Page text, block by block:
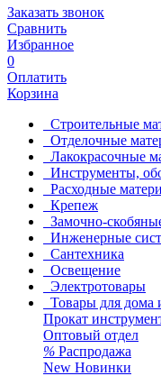
Заказать звонок
Сравнить
Избранное
0
Оплатить
Корзина
Строительные
Отделочные
Лакокрасочные
Инструменты,
Расходные
Крепеж
Замочно-
Инженерные
Сантехника
Освещение
Электротовары
Товары для дома
Прокат
Оптовый отдел
% Распродажа
New Новинки